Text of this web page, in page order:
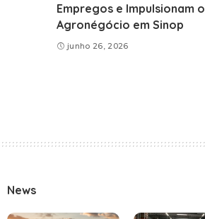
Empregos e Impulsionam o
Agronégócio em Sinop
junho 26, 2026
News